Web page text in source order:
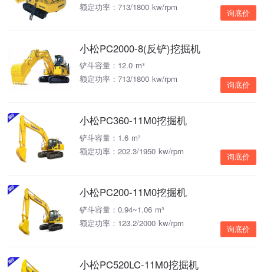
额定功率：713/1800 kw/rpm
询底价
小松PC2000-8(反铲)挖掘机
铲斗容量：12.0 m³
额定功率：713/1800 kw/rpm
询底价
小松PC360-11M0挖掘机
铲斗容量：1.6 m³
额定功率：202.3/1950 kw/rpm
询底价
小松PC200-11M0挖掘机
铲斗容量：0.94~1.06 m³
额定功率：123.2/2000 kw/rpm
询底价
小松PC520LC-11M0挖掘机